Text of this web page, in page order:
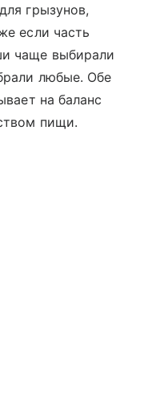
грызунов,
если часть
чаще выбирали
любые. Обе
на баланс
пищи.